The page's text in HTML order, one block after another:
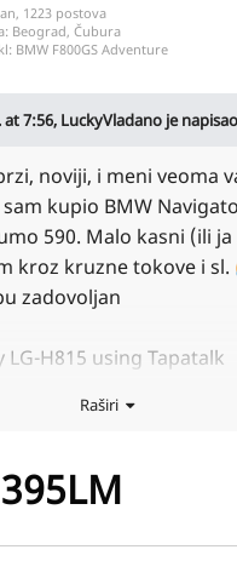
1223 postova
Beograd, Čubura
BMW F800GS Adventure
at 7:56, LuckyVladano je
noviji, i meni veoma
sam kupio BMW
590. Malo kasni (ili
kroz kruzne tokove i sl.
zadovoljan
H815 using Tapatalk
Raširi